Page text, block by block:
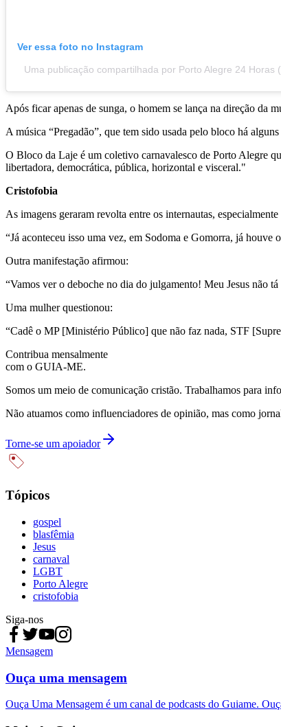
Ver essa foto no Instagram
Uma publicação compartilhada por Porto Alegre 24 Horas
Após ficar apenas de sunga, o homem se lança na direção da
A música “Pregadão”, que tem sido usada pelo bloco há
O Bloco da Laje é um coletivo carnavalesco de Porto Alegre
libertadora, democrática, pública, horizontal e visceral."
Cristofobia
As imagens geraram revolta entre os internautas,
“Já aconteceu isso uma vez, em Sodoma e Gomorra, já
Outra manifestação afirmou:
“Vamos ver o deboche no dia do julgamento! Meu Jesus não
Uma mulher questionou:
“Cadê o MP [Ministério Público] que não faz nada, STF
Contribua mensalmente
com o GUIA-ME.
Somos um meio de comunicação cristão. Trabalhamos para
Não atuamos como influenciadores de opinião, mas como
Torne-se um apoiador
Tópicos
gospel
blasfêmia
Jesus
carnaval
LGBT
Porto Alegre
cristofobia
Siga-nos
Mensagem
Ouça uma mensagem
Ouça Uma Mensagem é um canal de podcasts do Guiame.